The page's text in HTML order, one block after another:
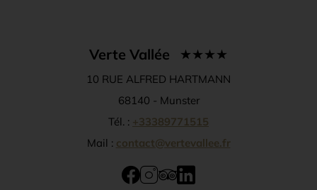
Verte Vallée
10 RUE ALFRED HARTMANN
68140 - Munster
Tél. : +33389771515
Mail : contact@vertevallee.fr